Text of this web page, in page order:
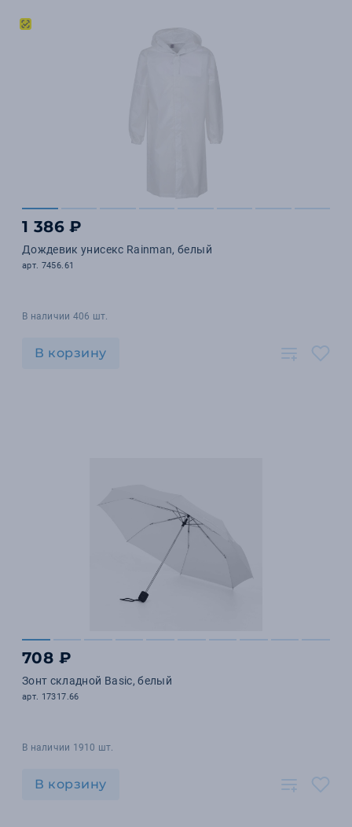
1 386 ₽
Дождевик унисекс Rainman, белый
арт. 7456.61
В наличии 406 шт.
В корзину
708 ₽
Зонт складной Basic, белый
арт. 17317.66
В наличии 1910 шт.
В корзину